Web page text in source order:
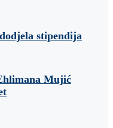
stipendija
Mujić